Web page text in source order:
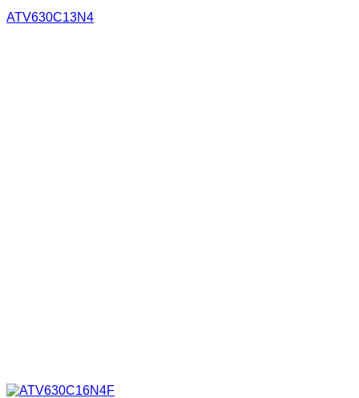
ATV630C13N4